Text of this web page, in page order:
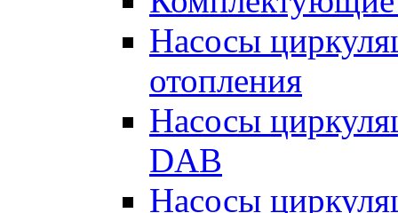
Насосы
отопления
Насосы
DAB
Насосы